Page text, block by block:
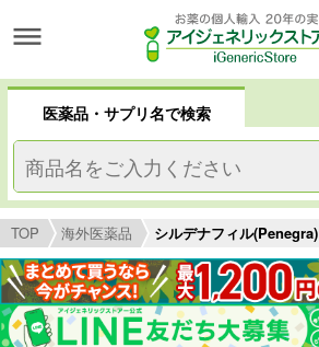
医薬品・サプリ名で検索
TOP 海外医薬品 シルデナフィル(Penegra)